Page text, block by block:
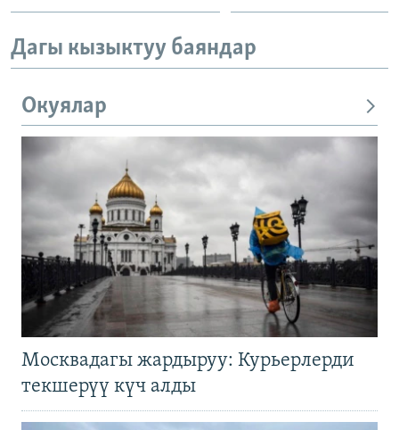
Дагы кызыктуу баяндар
Окуялар
Москвадагы жардыруу: Курьерлерди
текшерүү күч алды